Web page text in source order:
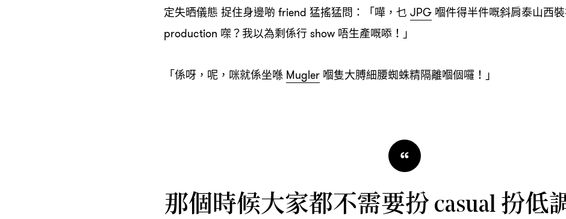
定失晒儀態 捉住身邊啲 friend 猛搖猛問 ： 「嘩 ， 乜 JPG 嗰件得半件嘅斜肩泰山西
production 㗎？我以為剩係行show 唔生產嘅㖭 ！ 」
「係呀 ， 呢 ， 咪就係坐喺 Mugler 嗰隻大膊細腰蜘蛛精隔離嗰個囉 ！ 」
“
那個時候大家都不需要扮 casual 扮低